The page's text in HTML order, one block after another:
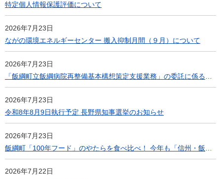
特定個人情報保護評価について
2026年7月23日
ながの環境エネルギーセンター 搬入抑制月間（９月）について
2026年7月23日
2026年7月23日
令和8年8月9日執行予定 長野県知事選挙のお知らせ
2026年7月23日
2026年7月22日